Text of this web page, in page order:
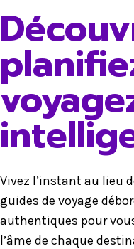
Vivez l’instant au lieu
guides de voyage
authentiques pour
l’âme de chaque